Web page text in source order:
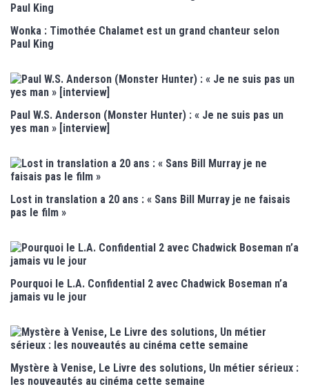
Wonka : Timothée Chalamet est un grand chanteur selon
Paul King
Paul W.S. Anderson (Monster Hunter) : « Je ne suis pas un
yes man » [interview]
Lost in translation a 20 ans : « Sans Bill Murray je ne faisais
pas le film »
Pourquoi le L.A. Confidential 2 avec Chadwick Boseman n’a
jamais vu le jour
Mystère à Venise, Le Livre des solutions, Un métier sérieux :
les nouveautés au cinéma cette semaine